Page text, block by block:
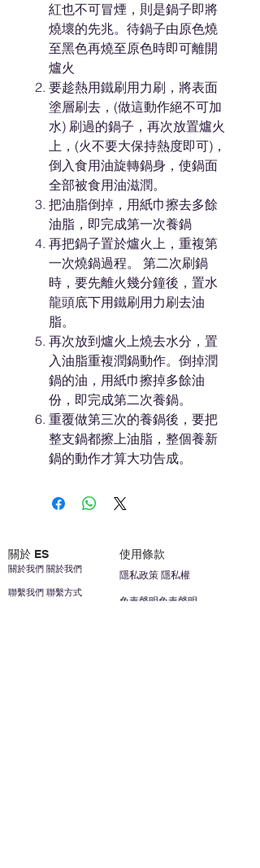
紅也不可冒煙，則是鍋子即將
燒壞的先兆。待鍋子由原色燒
至黑色再燒至原色時即可離開
爐火
要趁熱用鐵刷用力刷，將表面
塗層刷去，(做這動作絕不可加
水) 刷過的鍋子，再次放置爐火
上，(火不要大保持熱度即可)，
倒入食用油旋轉鍋身，使鍋面
全部被食用油滋潤。
把油脂倒掉，用紙巾擦去多餘
油脂，即完成第一次養鍋
再把鍋子置於爐火上，重複第
一次燒鍋過程。 第二次刷鍋
時，要先離火幾分鐘後，置水
龍頭底下用鐵刷用力刷去油
脂。
再次放到爐火上燒去水分，置
入油脂重複潤鍋動作。倒掉潤
鍋的油，用紙巾擦掉多餘油
份，即完成第二次養鍋。
重覆做第三次的養鍋後，要把
整支鍋都擦上油脂，整個養新
鍋的動作才算大功告成。
關於 ES 使用條款
聯繫我們 聯繫方式
關於我們 關於我們
免責聲明免責聲明
隱私政策 隱私權